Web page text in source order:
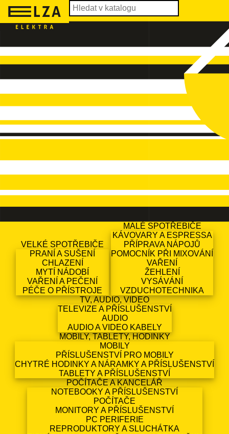
VELKÉ SPOTŘEBIČE
PRANÍ A SUŠENÍ
CHLAZENÍ
MYTÍ NÁDOBÍ
VAŘENÍ A PEČENÍ
PÉČE O PŘÍSTROJE
MALÉ SPOTŘEBIČE
KÁVOVARY A ESPRESSA
PŘÍPRAVA NÁPOJŮ
POMOCNÍK PŘI MIXOVÁNÍ
VAŘENÍ
ŽEHLENÍ
VYSÁVÁNÍ
VZDUCHOTECHNIKA
TV, AUDIO, VIDEO
TELEVIZE A PŘÍSLUŠENSTVÍ
AUDIO
AUDIO A VIDEO KABELY
MOBILY, TABLETY, HODINKY
MOBILY
PŘÍSLUŠENSTVÍ PRO MOBILY
CHYTRÉ HODINKY A NÁRAMKY A PŘÍSLUŠENSTVÍ
TABLETY A PŘÍSLUŠENSTVÍ
POČÍTAČE A KANCELÁŘ
NOTEBOOKY A PŘÍSLUŠENSTVÍ
POČÍTAČE
MONITORY A PŘÍSLUŠENSTVÍ
PC PERIFERIE
REPRODUKTORY A SLUCHÁTKA